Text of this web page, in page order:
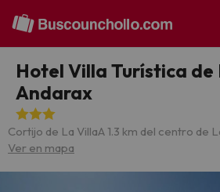
Hotel Villa Turística de
Andarax
Cortijo de La VillaA 1.3 km del centro de
Ver en mapa